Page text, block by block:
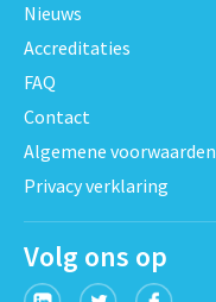
Nieuws
Accreditaties
FAQ
Contact
Algemene voorwaarden
Privacy verklaring
Volg ons op